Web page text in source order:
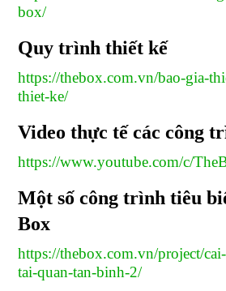
box/
Quy trình thiết kế
https://thebox.com.vn/bao-gia-
thiet-ke/
Video thực tế các công
https://www.youtube.com/c/
Một số công trình tiêu
Box
https://thebox.com.vn/project/
tai-quan-tan-binh-2/